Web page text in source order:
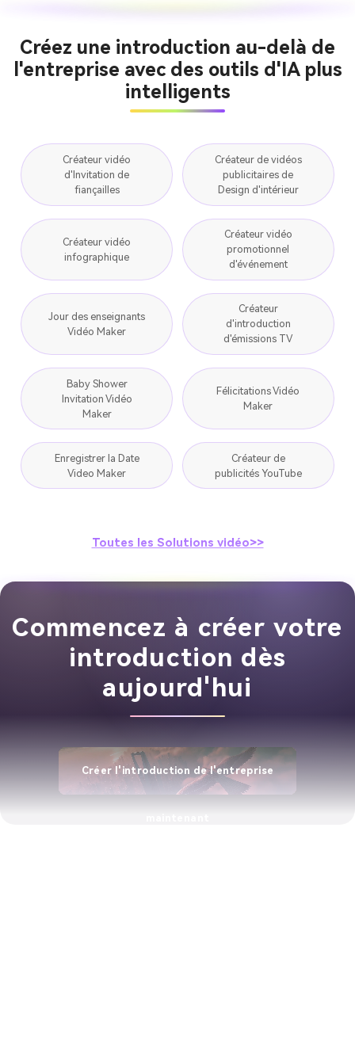
Créez une introduction au-delà de
l'entreprise avec des outils d'IA plus
intelligents
Créateur vidéo
d'Invitation de
fiançailles
Créateur de vidéos
publicitaires de
Design d'intérieur
Créateur vidéo
infographique
Créateur vidéo
promotionnel
d'événement
Jour des enseignants
Vidéo Maker
Créateur
d'introduction
d'émissions TV
Baby Shower
Invitation Vidéo
Maker
Félicitations Vidéo
Maker
Enregistrer la Date
Video Maker
Créateur de
publicités YouTube
Toutes les Solutions vidéo>>
Commencez à créer votre
introduction dès
aujourd'hui
Créer l'introduction de l'entreprise